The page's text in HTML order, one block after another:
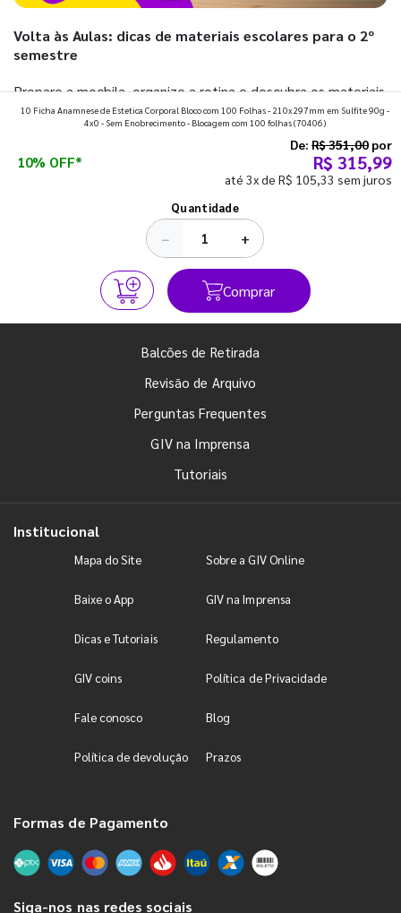
Volta às Aulas: dicas de materiais escolares para o 2º
semestre
Prepare a mochila, organize a rotina e descubra os materiais
que fazem toda diferença para começar o segundo
10 Ficha Anamnese de Estetica Corporal Bloco com 100 Folhas - 210x297mm em Sulfite 90g -
4x0 - Sem Enobrecimento - Blocagem com 100 folhas(70406)
10% OFF*
De: R$ 351,00 por
R$ 315,99
até 3x de R$ 105,33 sem juros
Quantidade
− +
Comprar
Balcões de Retirada
Revisão de Arquivo
Perguntas Frequentes
GIV na Imprensa
Tutoriais
Institucional
Mapa do Site Sobre a GIV Online
Baixe o App GIV na Imprensa
Dicas e Tutoriais Regulamento
GIV coins Política de Privacidade
Fale conosco Blog
Política de devolução Prazos
Formas de Pagamento
Siga-nos nas redes sociais